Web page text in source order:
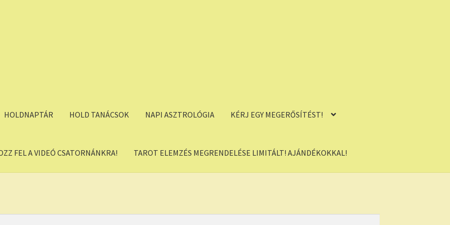
HOLDNAPTÁR HOLD TANÁCSOK NAPI ASZTROLÓGIA KÉRJ EGY MEGERŐSÍTÉST!
FEL A VIDEÓ CSATORNÁNKRA! TAROT ELEMZÉS MEGRENDELÉSE LIMITÁLT! AJÁNDÉKOKKAL!